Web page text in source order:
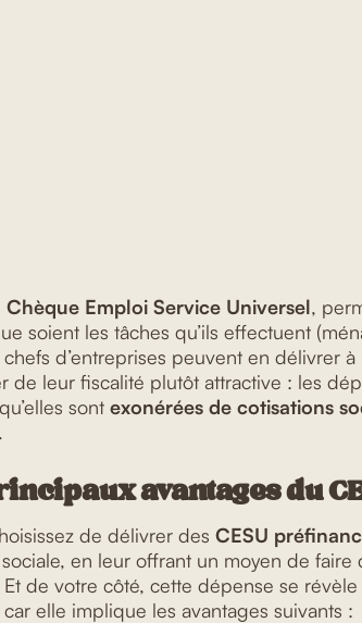
Chèque Emploi Service Universel,
soient les tâches qu’ils effectuent
d’entreprises peuvent en délivrer
de leur fiscalité plutôt attractive : les
sont exonérées de cotisations
.
avantages du
de délivrer des CESU
en leur offrant un moyen de
de votre côté, cette dépense se
elle implique les avantages suivants :